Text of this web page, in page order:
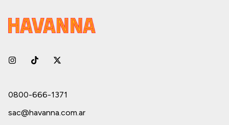
0800-666-1371
sac@havanna.com.ar